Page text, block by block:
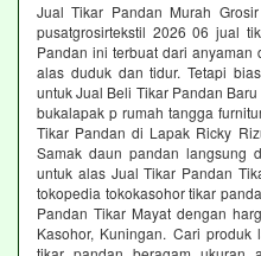
Jual Tikar Pandan Murah
pusatgrosirtekstil 2026 06 jual
Pandan ini terbuat dari
alas duduk dan tidur. Tetapi
untuk Jual Beli Tikar Pandan
bukalapak p rumah tangga
Tikar Pandan di Lapak Ricky
Samak daun pandan langsung
untuk alas Jual Tikar Pandan
tokopedia tokokasohor tikar
Pandan Tikar Mayat dengan
Kasohor, Kuningan. Cari